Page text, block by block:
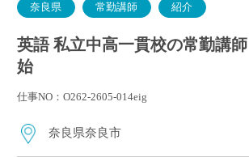
奈良県 常勤講師 紹介
英語 私立中高一貫校の常勤講師
始
仕事NO：O262-2605-014eig
奈良県奈良市